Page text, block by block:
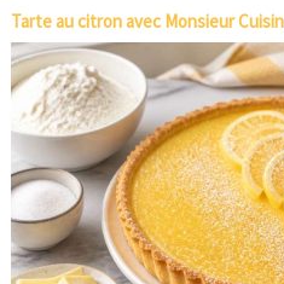
Tarte au citron avec Monsieur